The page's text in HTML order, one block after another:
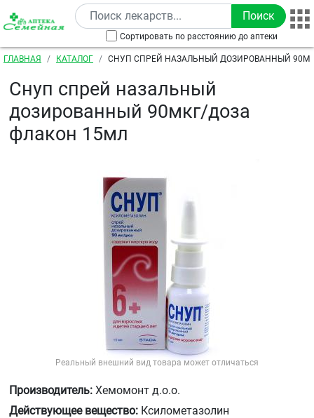
Перейти к основному содержанию
Сортировать по расстоянию до аптеки
Строка навигации
ГЛАВНАЯ КАТАЛОГ
СНУП СПРЕЙ НАЗАЛЬНЫЙ ДОЗИРОВАННЫЙ
Снуп спрей назальный
дозированный 90мкг/доза
флакон 15мл
Реальный внешний вид товара может отличаться
Производитель: Хемомонт д.о.о.
Действующее вещество: Ксилометазолин